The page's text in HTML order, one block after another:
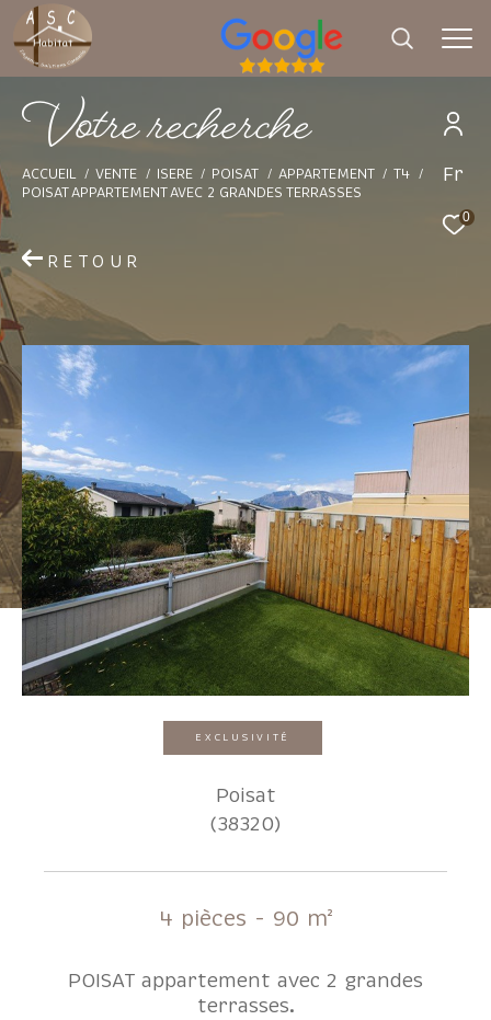
Fr
0
Voterecherche
ACCUEIL VENTE ISERE POISAT APPARTEMENT
T4
POISAT APPARTEMENT AVEC 2 GRANDES TERRASSES
RETOUR
EXCLUSIVITÉ
Poisat
(38320)
4 pièces - 90 m²
POISAT appartement avec 2 grandes
terrasses.
Effectuer une recherche
Type d'offre
Type de bien
Sélectionner
Budget
Pièces
1 2 3 4 5+
Localisation
FILTRER PAR